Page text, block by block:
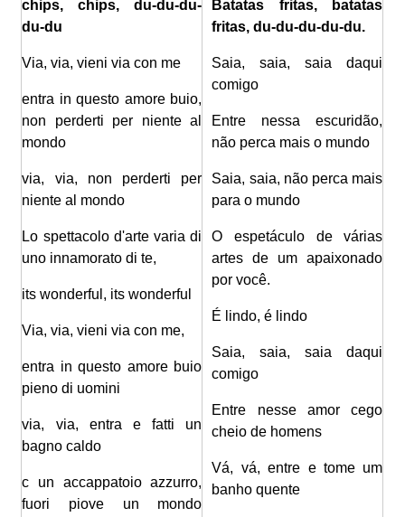
chips, chips, du-du-du-
du-du
Via, via, vieni via con me
entra in questo amore buio,
non perderti per niente al
mondo
via, via, non perderti per
niente al mondo
Lo spettacolo d'arte varia di
uno innamorato di te,
its wonderful, its wonderful
Via, via, vieni via con me,
entra in questo amore buio
pieno di uomini
via, via, entra e fatti un
bagno caldo
c un accappatoio azzurro,
fuori piove un mondo
Batatas fritas, batatas
fritas, du-du-du-du-du.
Saia, saia, saia daqui
comigo
Entre nessa escuridão,
não perca mais o mundo
Saia, saia, não perca mais
para o mundo
O espetáculo de várias
artes de um apaixonado
por você.
É lindo, é lindo
Saia, saia, saia daqui
comigo
Entre nesse amor cego
cheio de homens
Vá, vá, entre e tome um
banho quente